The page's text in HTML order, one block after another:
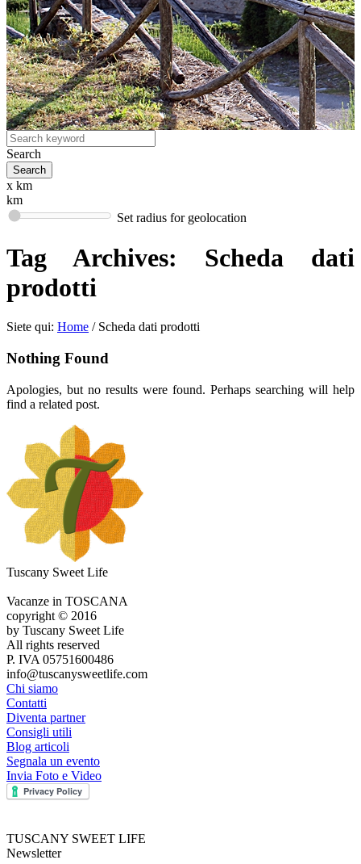
Search
x km
km
Set radius for geolocation
Tag Archives: Scheda dati
prodotti
Siete qui: Home / Scheda dati prodotti
Nothing Found
Apologies, but no results were found. Perhaps searching will help
find a related post.
Tuscany Sweet Life
Vacanze in TOSCANA
copyright © 2016
by Tuscany Sweet Life
All rights reserved
P. IVA 05751600486
info@tuscanysweetlife.com
Chi siamo
Contatti
Diventa partner
Consigli utili
Blog articoli
Segnala un evento
Invia Foto e Video
TUSCANY SWEET LIFE
Newsletter